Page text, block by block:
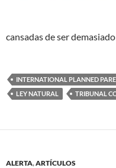
cansadas de ser
INTERNATIONAL PLANNED
LEY NATURAL
TRIBUNAL
ALERTA,ARTÍCULOS